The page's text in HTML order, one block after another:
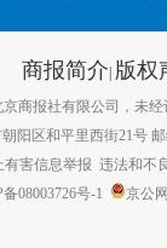
商报简介| 版权
商报社有限公司，未经
阳区和平里西街21号
有害信息举报 违法和不
08003726号-1
京公